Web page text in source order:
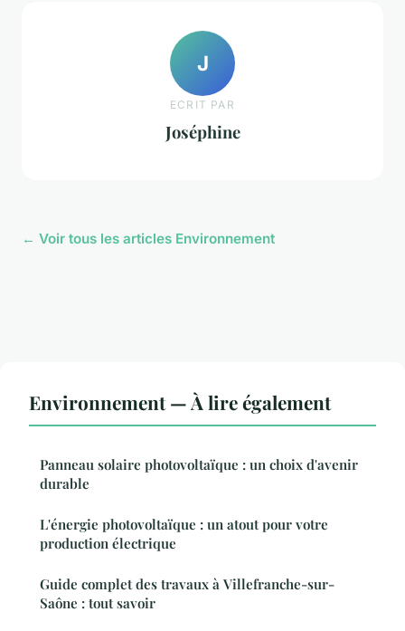
J
ECRIT PAR
Joséphine
← Voir tous les articles Environnement
Environnement — À lire également
Panneau solaire photovoltaïque : un choix d'avenir
durable
L'énergie photovoltaïque : un atout pour votre
production électrique
Guide complet des travaux à Villefranche-sur-
Saône : tout savoir